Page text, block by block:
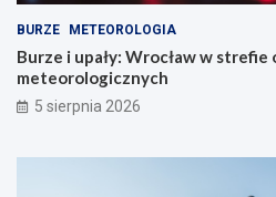
BURZE METEOROLOGIA
Burze i upały: Wrocław w strefie
meteorologicznych
5 sierpnia 2026